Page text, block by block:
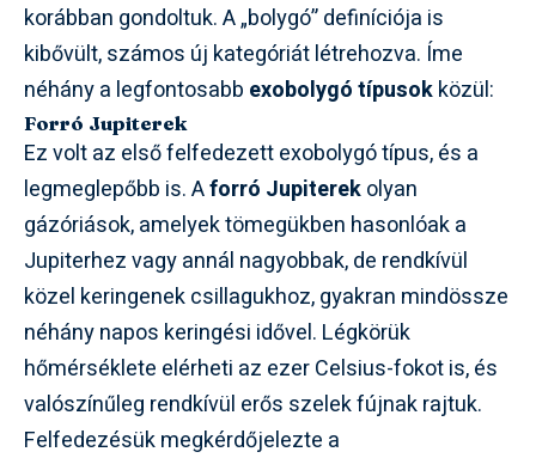
korábban gondoltuk. A „bolygó” definíciója is
kibővült, számos új kategóriát létrehozva. Íme
néhány a legfontosabb exobolygó típusokközül:
Forró Jupiterek
Ez volt az első felfedezett exobolygó típus, és a
legmeglepőbb is. Aforró Jupiterekolyan
gázóriások, amelyek tömegükben hasonlóak a
Jupiterhez vagy annál nagyobbak, de rendkívül
közel keringenek csillagukhoz, gyakran mindössze
néhány napos keringési idővel. Légkörük
hőmérséklete elérheti az ezer Celsius-fokot is, és
valószínűleg rendkívül erős szelek fújnak rajtuk.
Felfedezésük megkérdőjelezte a